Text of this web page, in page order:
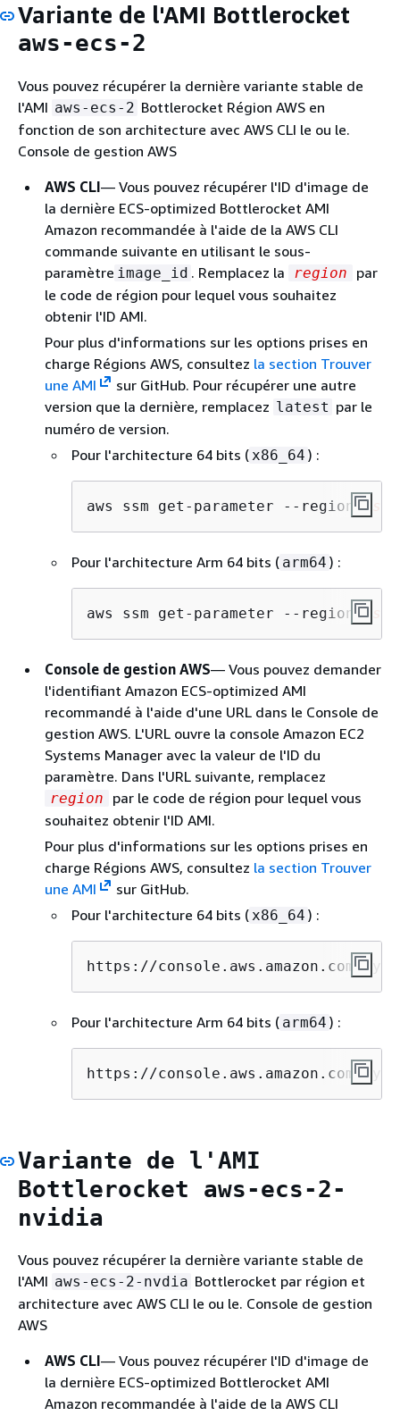
Variante de l'AMI Bottlerocket
aws-ecs-2
Vous pouvez récupérer la dernière variante stable de
l'AMI aws-ecs-2 Bottlerocket Région AWS en
fonction de son architecture avec AWS CLI le ou le.
Console de gestion AWS
AWS CLI— Vous pouvez récupérer l'ID d'image de
la dernière ECS-optimized Bottlerocket AMI
Amazon recommandée à l'aide de la AWS CLI
commande suivante en utilisant le sous-
paramètre image_id . Remplacez la region
par
le code de région pour lequel vous souhaitez
obtenir l'ID AMI.
Pour plus d'informations sur les options prises en
charge Régions AWS, consultez la section Trouver
une AMI
sur GitHub. Pour récupérer une autre
version que la dernière, remplacez latest par le
numéro de version.
Pour l'architecture 64 bits ( x86_64 ) :
aws ssm get-parameter --region us-
Pour l'architecture Arm 64 bits ( arm64 ) :
aws ssm get-parameter --region us-
Console de gestion AWS— Vous pouvez demander
l'identifiant Amazon ECS-optimized AMI
recommandé à l'aide d'une URL dans le Console de
gestion AWS. L'URL ouvre la console Amazon EC2
Systems Manager avec la valeur de l'ID du
paramètre. Dans l'URL suivante, remplacez
region
par le code de région pour lequel vous
souhaitez obtenir l'ID AMI.
Pour plus d'informations sur les options prises en
charge Régions AWS, consultez la section Trouver
une AMI
sur GitHub.
Pour l'architecture 64 bits ( x86_64 ) :
https://console.aws.amazon.com/
Pour l'architecture Arm 64 bits ( arm64 ) :
https://console.aws.amazon.com/
Variante de l'AMI
Bottlerocket aws-ecs-2-
nvidia
Vous pouvez récupérer la dernière variante stable de
l'AMI aws-ecs-2-nvdia Bottlerocket par région et
architecture avec AWS CLI le ou le. Console de gestion
AWS
AWS CLI— Vous pouvez récupérer l'ID d'image de
la dernière ECS-optimized Bottlerocket AMI
Amazon recommandée à l'aide de la AWS CLI